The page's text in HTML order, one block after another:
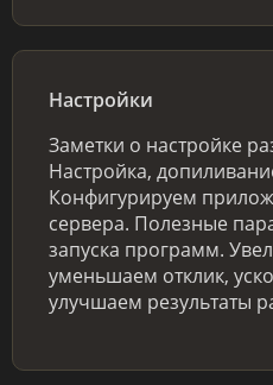
Настройки
Заметки о настройке
Настройка,
Конфигурируем
сервера. Полезные
запуска программ.
уменьшаем отклик,
улучшаем результаты